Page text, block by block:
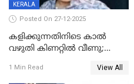
KERALA
Posted On 27-12-2025
കളിക്കുന്നതിനിടെ കാൽ
വഴുതി കിണറ്റിൽ വീണു;
ദാരുണാന്ത്യം
1 Min Read View All